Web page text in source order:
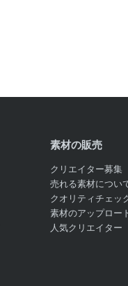
素材の販売
クリエイター募集
売れる素材につい
クオリティチェッ
素材のアップロー
人気クリエイター